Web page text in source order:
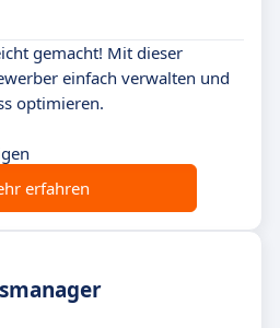
gemacht! Mit dieser
einfach verwalten und
optimieren.
erfahren